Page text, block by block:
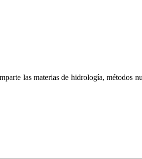
las materias de hidrología, métodos